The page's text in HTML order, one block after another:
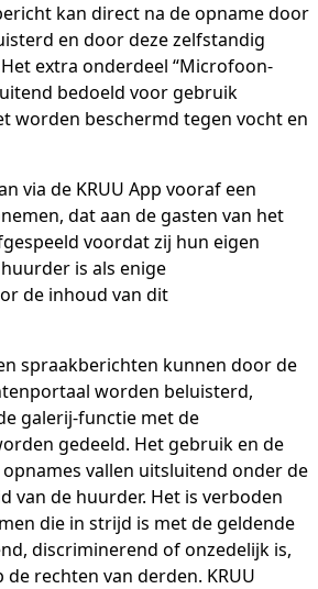
kan direct na de opname door
en door deze zelfstandig
extra onderdeel “Microfoon-
bedoeld voor gebruik
worden beschermd tegen vocht en
via de KRUU App vooraf een
dat aan de gasten van het
voordat zij hun eigen
is als enige
de inhoud van dit
spraakberichten kunnen door de
worden beluisterd,
galerij-functie met de
gedeeld. Het gebruik en de
vallen uitsluitend onder de
van de huurder. Het is verboden
die in strijd is met de geldende
discriminerend of onzedelijk is,
rechten van derden. KRUU